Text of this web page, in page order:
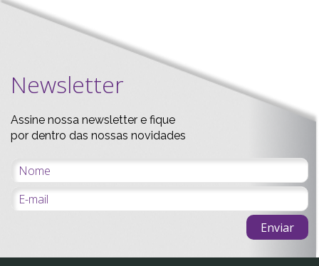
Newsletter
Assine nossa newsletter e fique
por dentro das nossas novidades